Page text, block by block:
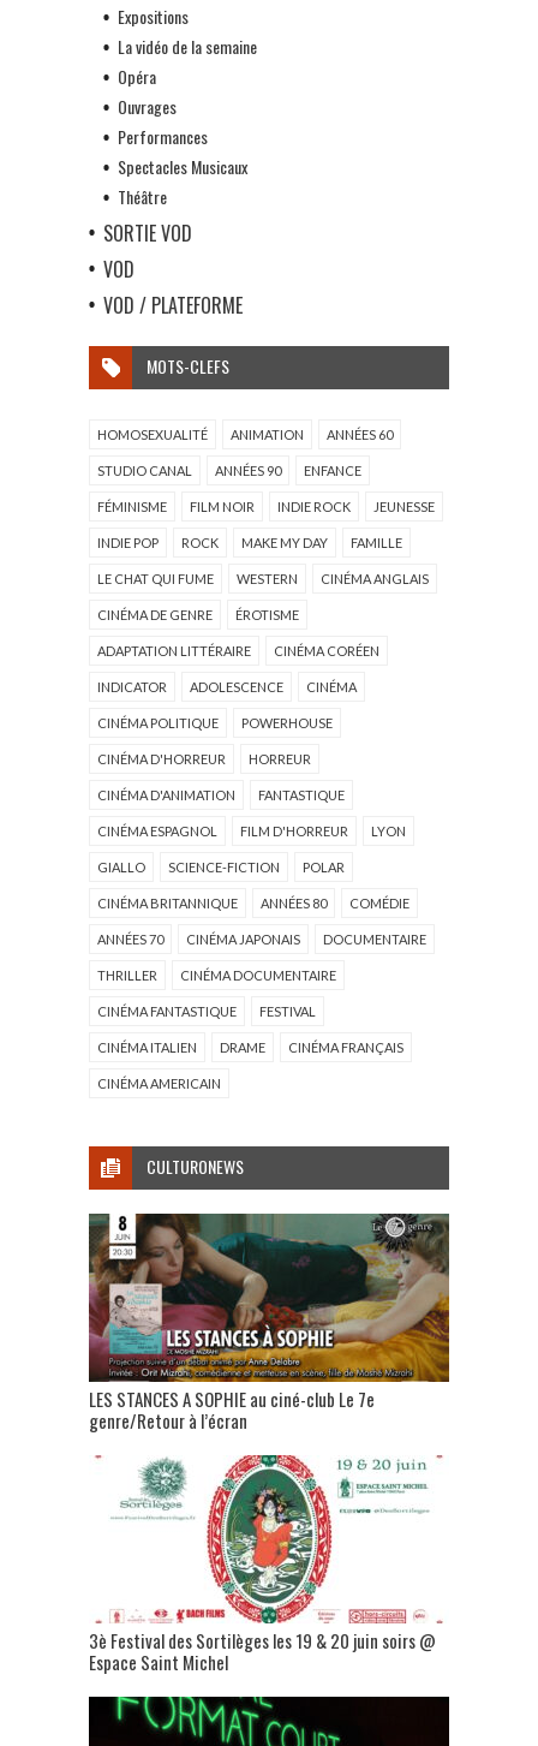
Expositions
La vidéo de la semaine
Opéra
Ouvrages
Performances
Spectacles Musicaux
Théâtre
SORTIE VOD
VOD
VOD / PLATEFORME
MOTS-CLEFS
HOMOSEXUALITÉ ANIMATION ANNÉES 60
STUDIO CANAL ANNÉES 90 ENFANCE
FÉMINISME FILM NOIR INDIE ROCK JEUNESSE
INDIE POP ROCK MAKE MY DAY FAMILLE
LE CHAT QUI FUME WESTERN CINÉMA ANGLAIS
CINÉMA DE GENRE ÉROTISME
ADAPTATION LITTÉRAIRE CINÉMA CORÉEN
INDICATOR ADOLESCENCE CINÉMA
CINÉMA POLITIQUE POWERHOUSE
CINÉMA D'HORREUR HORREUR
CINÉMA D'ANIMATION FANTASTIQUE
CINÉMA ESPAGNOL FILM D'HORREUR LYON
GIALLO SCIENCE-FICTION POLAR
CINÉMA BRITANNIQUE ANNÉES 80 COMÉDIE
ANNÉES 70 CINÉMA JAPONAIS DOCUMENTAIRE
THRILLER CINÉMA DOCUMENTAIRE
CINÉMA FANTASTIQUE FESTIVAL
CINÉMA ITALIEN DRAME CINÉMA FRANÇAIS
CINÉMA AMERICAIN
CULTURONEWS
LES STANCES A SOPHIE au ciné-club Le 7e
genre/Retour à l’écran
3è Festival des Sortilèges les 19 & 20 juin soirs @
Espace Saint Michel